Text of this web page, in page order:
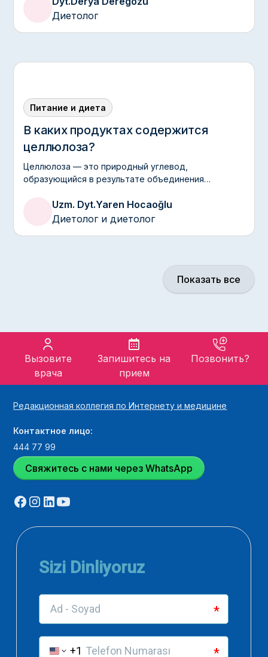
Диетолог
Питание и диета
В каких продуктах содержится
целлюлоза?
Целлюлоза — это природный углевод,
образующийся в результате объединения
клеточные стенки растений и обеспечивающих им
устойчивость; она является основным
Uzm. Dyt.Yaren Hocaoğlu
Диетолог и диетолог
Показать все
Вызовите
врача
Запишитесь на
прием
Позвонить?
Редакционная коллегия по Интернету и медицине
Контактное лицо:
444 77 99
Свяжитесь с нами через WhatsApp